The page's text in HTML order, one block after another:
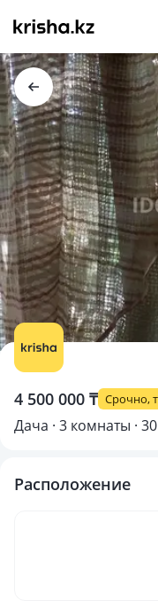
4 500 000 ₸ Срочно,
Дача · 3 комнаты · 30
Расположение